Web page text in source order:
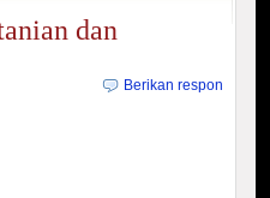
dan
Berikan respon